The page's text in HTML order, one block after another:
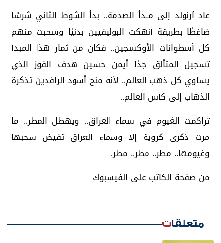
عاد آرنولد إلى مبدأ الصدمة.. بدأ الشوط الثاني شرسًا
ضاغطًا بطريقة أنهكت البوليفيين بدنيًا وسحبت منهم
كل أسطوانات الأوكسجين.. فكان من ثمار هذا المبدأ
تسجيل المتألق جدًا أيمن حسين هدف الفوز الذي
يساوي كل ذهب العالم.. لأنه منح أسود الرافدين تذكرة
الذهاب إلى كأس العالم..
تراكمت الغيوم في سماء العراق.. ويهطل المطر.. ما
مرت ذكرى كروية إلا وسماء العراق تفيض سحبها
وغيومها.. مطر.. مطر.. مطر..
من صفحة الكاتب على الفيسبوك
متعلقات